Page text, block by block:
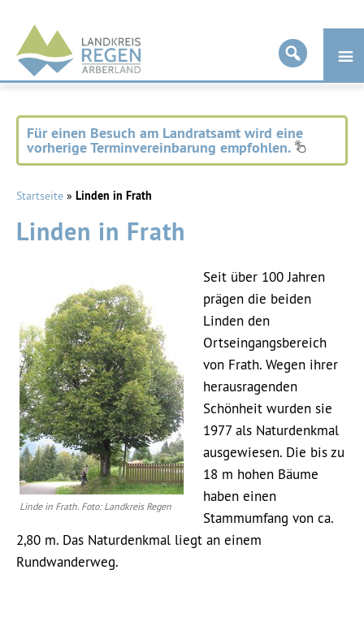
Landkreis
Regen
Für einen Besuch am Landratsamt wird eine
vorherige Terminvereinbarung empfohlen.
Startseite » Linden in Frath
Linden in Frath
Linde in Frath. Foto: Landkreis Regen
Seit über 100 Jahren
prägen die beiden
Linden den
Ortseingangsbereich
von Frath. Wegen ihrer
herausragenden
Schönheit wurden sie
1977 als Naturdenkmal
ausgewiesen. Die bis zu
18 m hohen Bäume
haben einen
Stammumfang von ca.
2,80 m. Das Naturdenkmal liegt an einem
Rundwanderweg.